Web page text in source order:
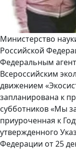
Министерство
Российской
Федеральным
Всероссийским
движением
запланирована к
субботников «Мы
приуроченная к
утвержденного
Федерации от 25